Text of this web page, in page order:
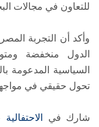
للتعاون في مجالات
وأكد أن التجربة
الدول منخفضة
السياسية المدعومة
تحول حقيقي في
شارك في الاحتفالية